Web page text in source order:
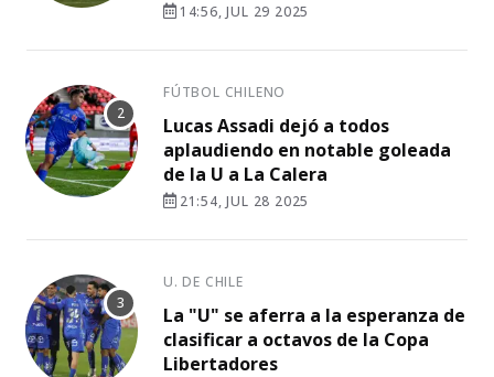
14:56, JUL 29 2025
FÚTBOL CHILENO
Lucas Assadi dejó a todos
aplaudiendo en notable goleada
de la U a La Calera
21:54, JUL 28 2025
U. DE CHILE
La "U" se aferra a la esperanza de
clasificar a octavos de la Copa
Libertadores